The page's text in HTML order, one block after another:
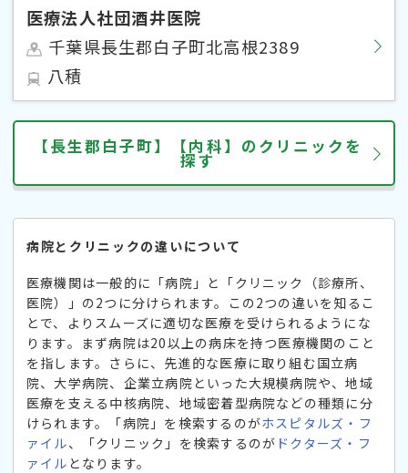
医療法人社団酒井医院
千葉県長生郡白子町北高根2389
八積
【長生郡白子町】【内科】のクリニックを
探す
病院とクリニックの違いについて
医療機関は一般的に「病院」と「クリニック（診療所、
医院）」の2つに分けられます。この2つの違いを知るこ
とで、よりスムーズに適切な医療を受けられるようにな
ります。まず病院は20以上の病床を持つ医療機関のこと
を指します。さらに、先進的な医療に取り組む国立病
院、大学病院、企業立病院といった大規模病院や、地域
医療を支える中核病院、地域密着型病院などの種類に分
けられます。「病院」を検索するのがホスピタルズ・フ
ァイル、「クリニック」を検索するのが ドクターズ・フ
ァイル となります。